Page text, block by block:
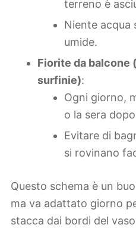
terreno è
Niente acqua
umide.
Fiorite da balcone
surfinie):
Ogni giorno,
o la sera
Evitare di
si rovinano
Questo schema è un
ma va adattato giorno
stacca dai bordi del